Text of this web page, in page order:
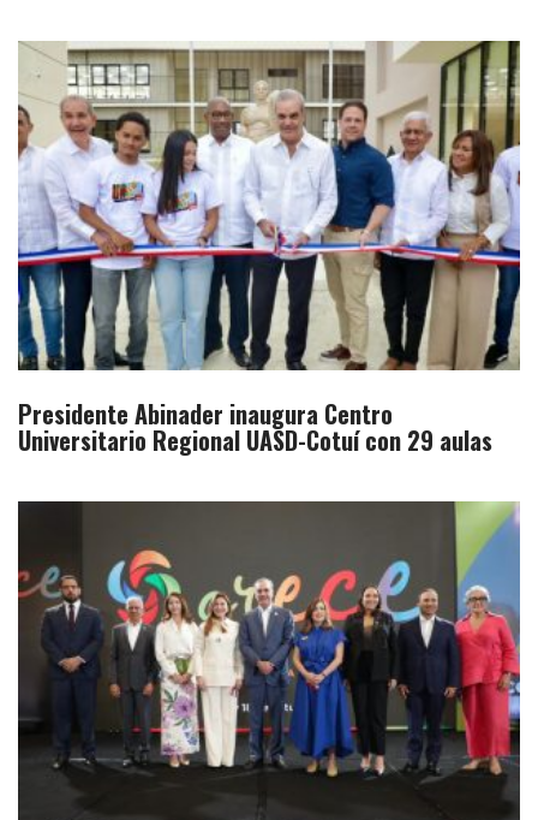
Presidente Abinader inaugura Centro
Universitario Regional UASD-Cotuí con 29 aulas